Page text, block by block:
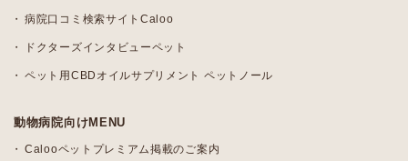
病院口コミ検索サイトCaloo
ドクターズインタビューペット
ペット用CBDオイルサプリメント ペットノール
動物病院向けMENU
Calooペットプレミアム掲載のご案内